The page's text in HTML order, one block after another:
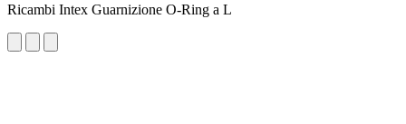
Ricambi Intex Guarnizione O-Ring a L